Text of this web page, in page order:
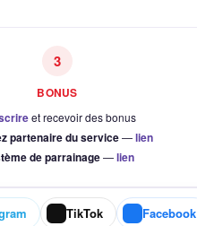
3
BONUS
et recevoir des bonus
partenaire du service—lien
de parrainage—lien
TikTok
Facebook